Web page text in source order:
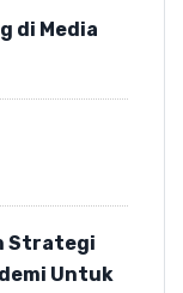
di Media
Strategi
Untuk